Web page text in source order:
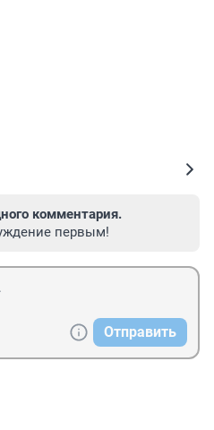
комментария.
первым!
Отправить